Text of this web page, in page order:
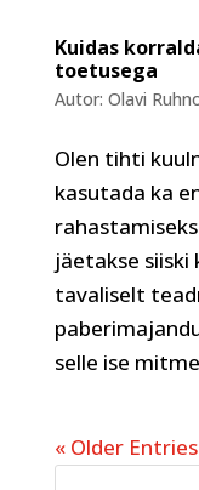
Kuidas
toetusega
Autor: Olavi
Olen tihti
kasutada ka
jäetakse
tavaliselt
selle ise
« Older Entries